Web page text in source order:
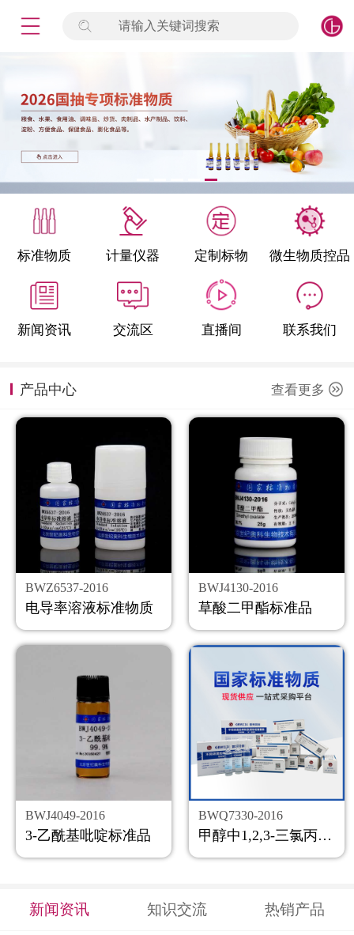
请输入关键词搜索
标准物质 计量仪器 定制标物 微生物质控品
新闻资讯 交流区 直播间 联系我们
产品中心 查看更多
BWZ6537-2016
电导率溶液标准物质
BWJ4130-2016
草酸二甲酯标准品
BWJ4049-2016
3-乙酰基吡啶标准品
BWQ7330-2016
甲醇中1,2,3-三氯丙烷溶液标准物质
新闻资讯 知识交流 热销产品
标准物质
产品专项
微生物检测/质控品
定制标物
定制仪器
新闻资讯
公司主页
购物车
会员中心
联系我们
返回主页